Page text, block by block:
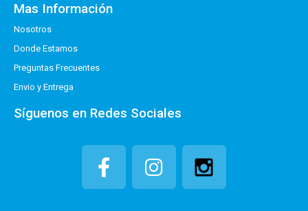
Mas Información
Nosotros
Donde Estamos
Preguntas Frecuentes
Envio y Entrega
Síguenos en Redes Sociales